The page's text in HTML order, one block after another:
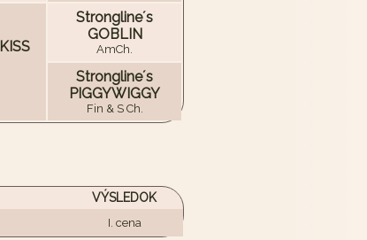
Strongline´s
GOBLIN
AmCh.
Strongline´s
PIGGYWIGGY
Fin & S Ch.
VÝSLEDOK
I. cena